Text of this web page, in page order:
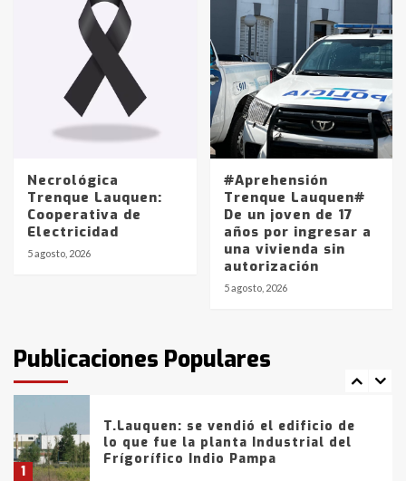
Necrológica
Trenque Lauquen:
Cooperativa de
Electricidad
5 agosto, 2026
#Aprehensión
Trenque Lauquen#
De un joven de 17
años por ingresar a
una vivienda sin
autorización
5 agosto, 2026
Publicaciones Populares
Accidente en Ruta 5: falleció un
joven de Trenque Lauquen
Los precios de los combustibles en
La Pampa, desde YPF hasta Axion
entre 857 a 1338 pesos
La Bolsa de Cereales de Bahía
Blanca anticipa que Agosto vendrá
con lluvias y heladas, en gran parte
fueron detenidos por
comercialización de drogas en la
tarde del sábado
1
T.Lauquen: se vendió el edificio de
lo que fue la planta Industrial del
Frígorífico Indio Pampa